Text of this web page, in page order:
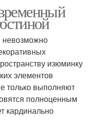
невозможно
изюминку
элементов
только выполняют
полноценным
кардинально